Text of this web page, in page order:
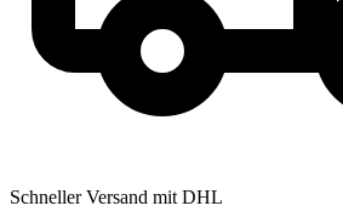
Schneller Versand mit DHL